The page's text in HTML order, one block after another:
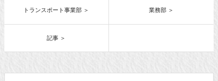
トランスポート事業部 業務部
記事